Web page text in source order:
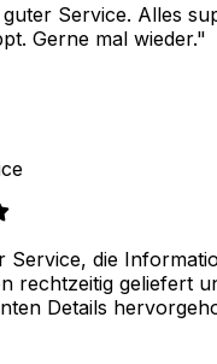
Service. Alles
Gerne mal wieder."
Service, die
rechtzeitig geliefert
Details